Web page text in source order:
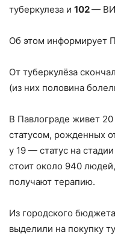
туберкулеза и 102—
Об этом информирует
От туберкулёза
(из них половина
В Павлограде живет
статусом, рожденных
у 19 — статус на
стоит около 940
получают терапию.
Из городского
выделили на покупку